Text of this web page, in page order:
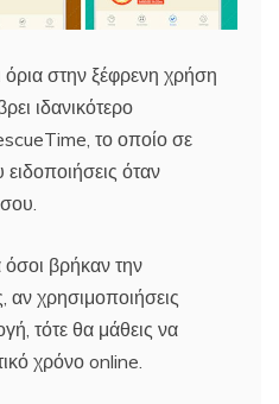
στην ξέφρενη χρήση
ιδανικότερο
το οποίο σε
όταν
βρήκαν την
αν χρησιμοποιήσεις
τότε θα μάθεις να
χρόνο online.